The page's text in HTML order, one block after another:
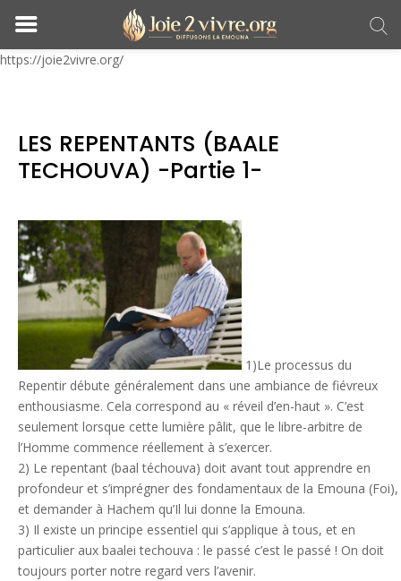
https://joie2vivre.org/
LES REPENTANTS (BAALE
TECHOUVA) -Partie 1-
1)Le processus du
Repentir débute généralement dans une ambiance de fiévreux
enthousiasme. Cela correspond au « réveil d’en-haut ». C’est
seulement lorsque cette lumière pâlit, que le libre-arbitre de
l’Homme commence réellement à s’exercer.
2) Le repentant (baal téchouva) doit avant tout apprendre en
profondeur et s’imprégner des fondamentaux de la Emouna (Foi),
et demander à Hachem qu’Il lui donne la Emouna.
3) Il existe un principe essentiel qui s’applique à tous, et en
particulier aux baalei techouva : le passé c’est le passé ! On doit
toujours porter notre regard vers l’avenir.